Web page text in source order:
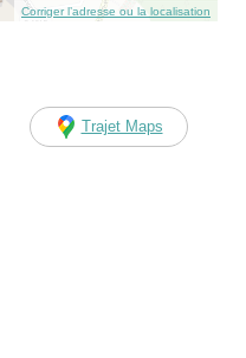
Corriger l’adresse ou la localisation
Trajet Maps